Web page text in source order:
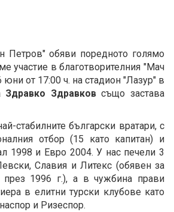
Петров" обяви поредното голямо
участие в благотворителния "Мач
от 17:00 ч. на стадион "Лазур" в
Здравко Здравковсъщо застава
стабилните български вратари, с
отбор (15 като капитан) и
1998 и Евро 2004. У нас печели 3
Славия и Литекс (обявен за
през 1996 г.), а в чужбина прави
в елитни турски клубове като
и Ризеспор.